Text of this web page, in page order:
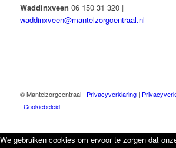
Waddinxveen 06 150 31 320 |
waddinxveen@mantelzorgcentraal.nl
© Mantelzorgcentraal | Privacyverklaring|
| Cookiebeleid
We gebruiken cookies om ervoor te zorgen dat